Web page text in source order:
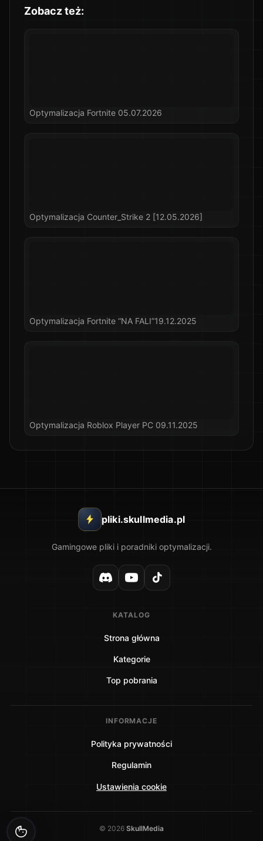
Zobacz też:
Optymalizacja Fortnite 05.07.2026
Optymalizacja Counter_Strike 2 [12.05.2026]
Optymalizacja Fortnite “NA FALI”19.12.2025
Optymalizacja Roblox Player PC 09.11.2025
pliki.skullmedia.pl
Gamingowe pliki i poradniki optymalizacji.
KATALOG
Strona główna
Kategorie
Top pobrania
INFORMACJE
Polityka prywatności
Regulamin
Ustawienia cookie
© 2026 SkullMedia